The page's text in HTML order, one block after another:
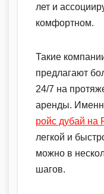
лет и
комфортном.
Такие
предлагают
24/7 на
аренды.
ройс дубай на
легкой и
можно в
шагов.